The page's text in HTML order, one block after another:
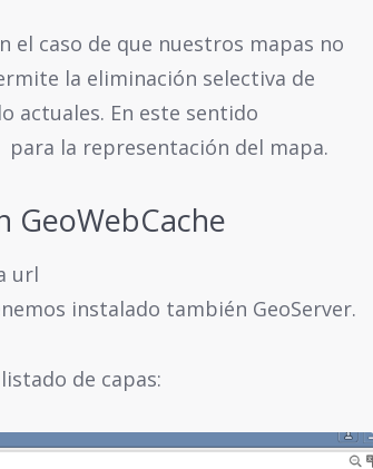
el caso de que nuestros mapas no
la eliminación selectiva de
actuales. En este sentido
para la representación del mapa.
GeoWebCache
url
instalado también GeoServer.
de capas: